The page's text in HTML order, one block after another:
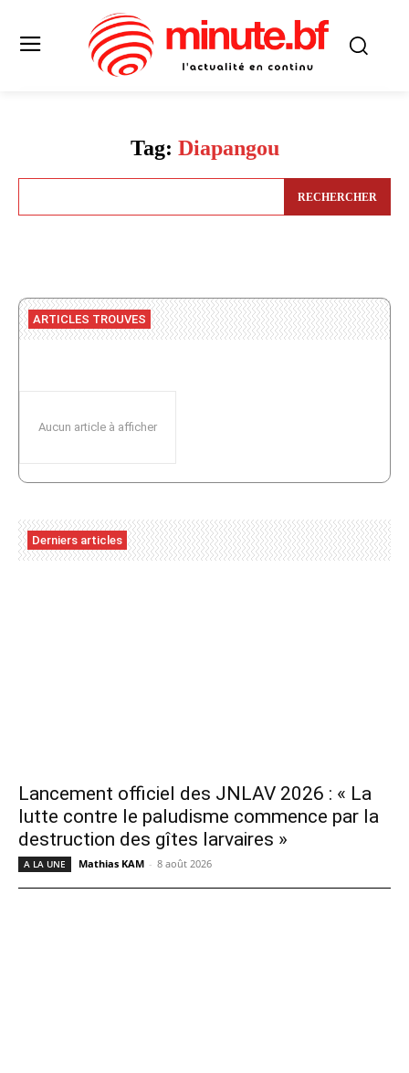
Tag: Diapangou
RECHERCHER
ARTICLES TROUVES
Aucun article à afficher
Derniers articles
Lancement officiel des JNLAV 2026 : « La
lutte contre le paludisme commence par la
destruction des gîtes larvaires »
A LA UNE Mathias KAM - 8 août 2026